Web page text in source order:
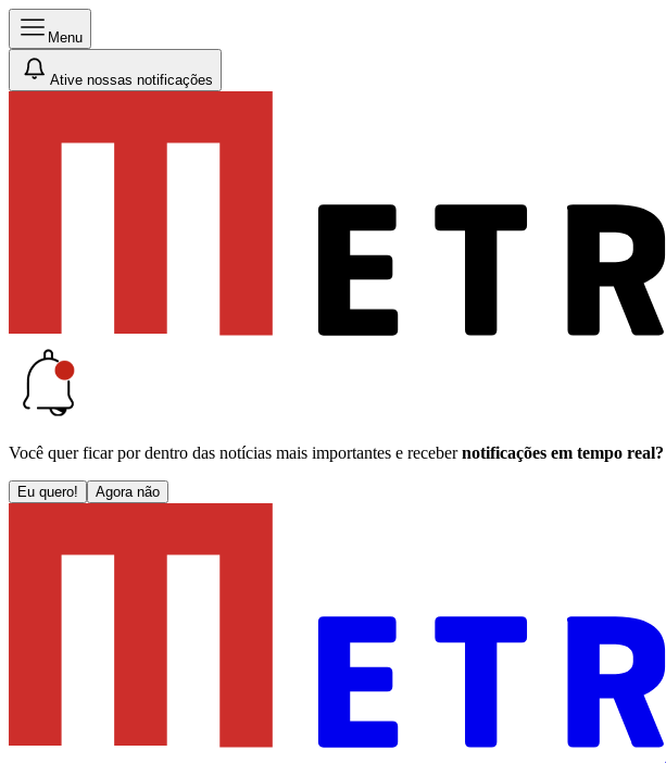
Menu
Ative nossas notificações
Você quer ficar por dentro das notícias mais importantes e receber notificações em tempo real?
Eu quero! Agora não